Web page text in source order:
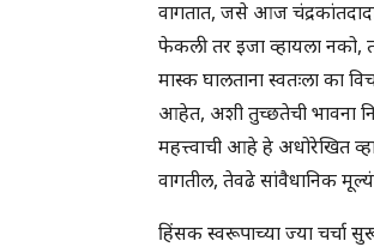
वागतात, जसे आज
फेकली तर इजा व्हायला
मास्क घालताना स्वतःला
आहेत, अशी तुच्छतेची भावना
महत्त्वाची आहे हे अधोरेखित
वागतील, तेवढे सांवैधानिक
हिंसक स्वरूपाच्या ज्या चर्चा